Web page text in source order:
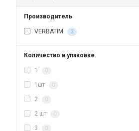
Производитель
VERBATIM 3
Количество в упаковке
1 0
1шт 0
2 0
2 шт 0
3 0